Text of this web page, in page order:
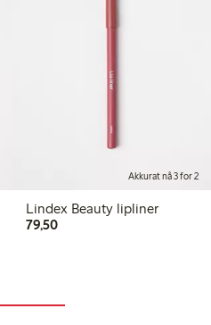
Akkurat nå 3 for 2
Lindex Beauty lipliner
79,5079,50 kr